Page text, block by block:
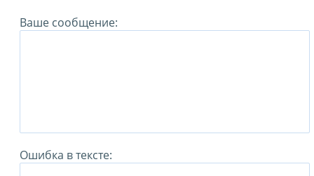
Ваше сообщение:
Ошибка в тексте: